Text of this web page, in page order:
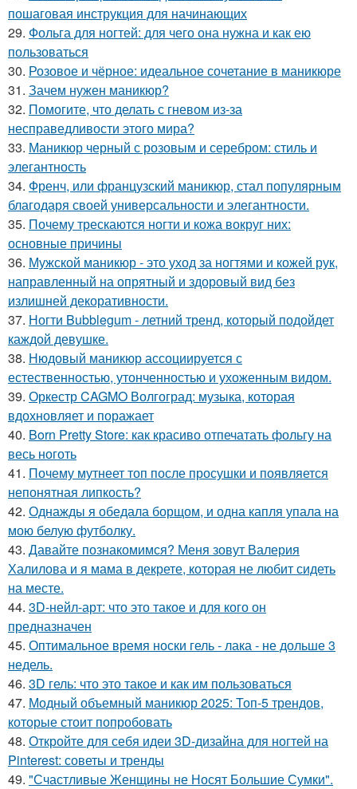
пошаговая инструкция для начинающих
29. Фольга для ногтей: для чего она нужна и как ею
пользоваться
30. Розовое и чёрное: идеальное сочетание в маникюре
31. Зачем нужен маникюр?
32. Помогите, что делать с гневом из-за
несправедливости этого мира?
33. Маникюр черный с розовым и серебром: стиль и
элегантность
34. Френч, или французский маникюр, стал популярным
благодаря своей универсальности и элегантности.
35. Почему трескаются ногти и кожа вокруг них:
основные причины
36. Мужской маникюр - это уход за ногтями и кожей рук,
направленный на опрятный и здоровый вид без
излишней декоративности.
37. Ногти Bubblegum - летний тренд, который подойдет
каждой девушке.
38. Нюдовый маникюр ассоциируется с
естественностью, утонченностью и ухоженным видом.
39. Оркестр CAGMO Волгоград: музыка, которая
вдохновляет и поражает
40. Born Pretty Store: как красиво отпечатать фольгу на
весь ноготь
41. Почему мутнеет топ после просушки и появляется
непонятная липкость?
42. Однажды я обедала борщом, и одна капля упала на
мою белую футболку.
43. Давайте познакомимся? Меня зовут Валерия
Халилова и я мама в декрете, которая не любит сидеть
на месте.
44. 3D-нейл-арт: что это такое и для кого он
предназначен
45. Оптимальное время носки гель - лака - не дольше 3
недель.
46. 3D гель: что это такое и как им пользоваться
47. Модный объемный маникюр 2025: Топ-5 трендов,
которые стоит попробовать
48. Откройте для себя идеи 3D-дизайна для ногтей на
Pinterest: советы и тренды
49. "Счастливые Женщины не Носят Большие Сумки".